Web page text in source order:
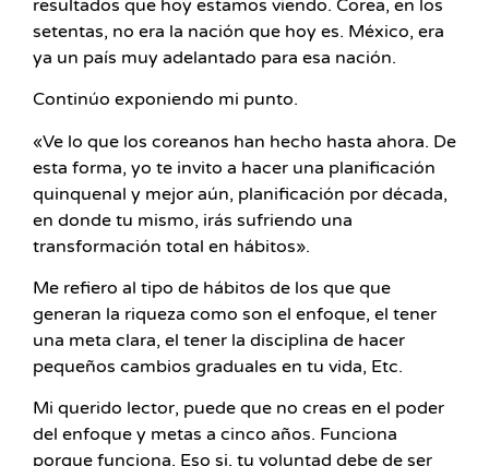
resultados que hoy estamos viendo. Corea, en los
setentas, no era la nación que hoy es. México, era
ya un país muy adelantado para esa nación.
Continúo exponiendo mi punto.
«Ve lo que los coreanos han hecho hasta ahora. De
esta forma, yo te invito a hacer una planificación
quinquenal y mejor aún, planificación por década,
en donde tu mismo, irás sufriendo una
transformación total en hábitos».
Me refiero al tipo de hábitos de los que que
generan la riqueza como son el enfoque, el tener
una meta clara, el tener la disciplina de hacer
pequeños cambios graduales en tu vida, Etc.
Mi querido lector, puede que no creas en el poder
del enfoque y metas a cinco años. Funciona
porque funciona. Eso si, tu voluntad debe de ser